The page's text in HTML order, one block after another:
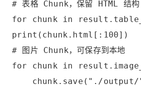
# 表格 Chunk，保留 HTML 结构
for chunk in
print(chunk.html[:100])
# 图片 Chunk，可保存到本地
for chunk in
chunk.save("./output/